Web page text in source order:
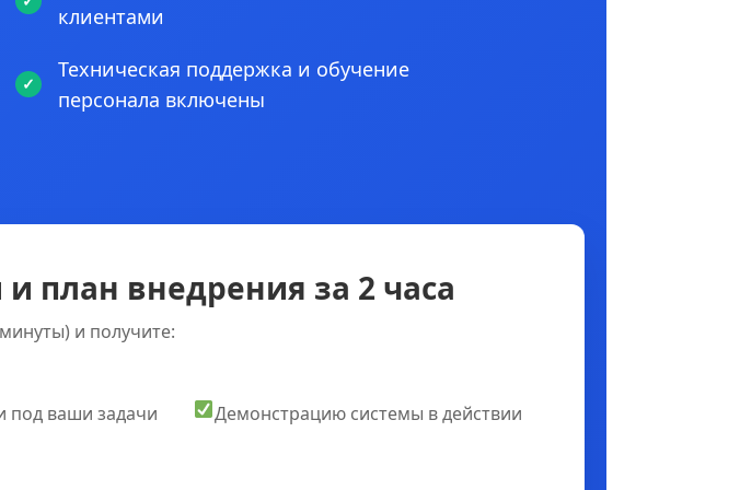
клиентами
Техническая поддержка и обучение
персонала включены
план внедрения за 2 часа
и получите:
под ваши задачи Демонстрацию системы в действии